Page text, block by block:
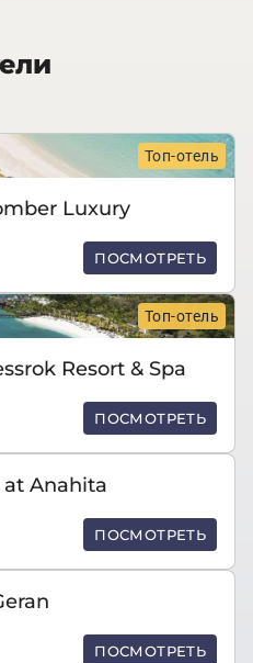
Топ-отель
Luxury
ПОСМОТРЕТЬ
Топ-отель
Resort & Spa
ПОСМОТРЕТЬ
at Anahita
ПОСМОТРЕТЬ
ПОСМОТРЕТЬ